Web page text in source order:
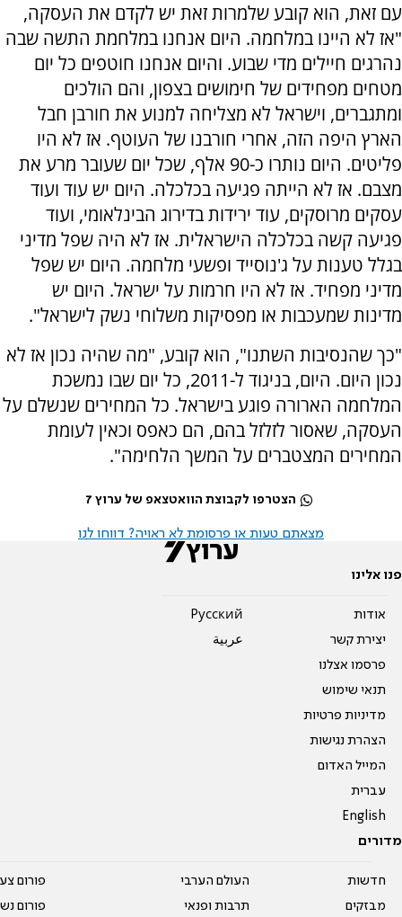
עם זאת, הוא קובע שלמרות זאת יש לקדם את העסקה,
"אז לא היינו במלחמה. היום אנחנו במלחמת התשה שבה
נהרגים חיילים מדי שבוע. והיום אנחנו חוטפים כל יום
מטחים מפחידים של חימושים בצפון, והם הולכים
ומתגברים, וישראל לא מצליחה למנוע את חורבן חבל
הארץ היפה הזה, אחרי חורבנו של העוטף. אז לא היו
פליטים. היום נותרו כ-90 אלף, שכל יום שעובר מרע את
מצבם. אז לא הייתה פגיעה בכלכלה. היום יש עוד ועוד
עסקים מרוסקים, עוד ירידות בדירוג הבינלאומי, ועוד
פגיעה קשה בכלכלה הישראלית. אז לא היה שפל מדיני
בגלל טענות על ג'נוסייד ופשעי מלחמה. היום יש שפל
מדיני מפחיד. אז לא היו חרמות על ישראל. היום יש
מדינות שמעכבות או מפסיקות משלוחי נשק לישראל".
"כך שהנסיבות השתנו", הוא קובע, "מה שהיה נכון אז לא
נכון היום. היום, בניגוד ל-2011, כל יום שבו נמשכת
המלחמה הארורה פוגע בישראל. כל המחירים שנשלם על
העסקה, שאסור לזלזל בהם, הם כאפס וכאין לעומת
המחירים המצטברים על המשך הלחימה".
הצטרפו לקבוצת הוואטצאפ של ערוץ 7
מצאתם טעות או פרסומת לא ראויה? דווחו לנו
פנו אלינו
אודות
יצירת קשר
פרסמו אצלנו
תנאי שימוש
מדיניות פרטיות
הצהרת נגישות
המייל האדום
עברית
English
Pусский
عربية
מדורים
חדשות
מבזקים
העולם הערבי
תרבות ופנאי
פורום
פורום